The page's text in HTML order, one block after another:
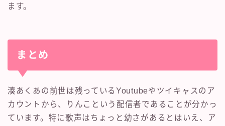
ます。
まとめ
湊あくあの前世は残っているYoutubeやツイキャスのア
カウントから、りんこという配信者であることが分かっ
ています。特に歌声はちょっと幼さがあるとはいえ、ア